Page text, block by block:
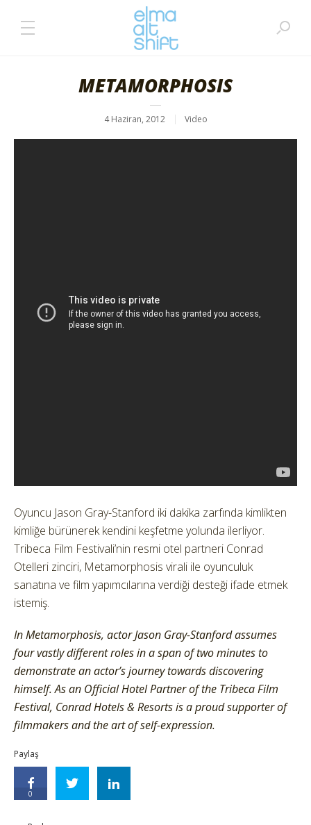
METAMORPHOSIS
4 Haziran, 2012 Video
Oyuncu Jason Gray-Stanford iki dakika zarfında kimlikten
kimliğe bürünerek kendini keşfetme yolunda ilerliyor.
Tribeca Film Festivali’nin resmi otel partneri Conrad
Otelleri zinciri, Metamorphosis virali ile oyunculuk
sanatına ve film yapımcılarına verdiği desteği ifade etmek
istemiş.
In Metamorphosis, actor Jason Gray-Stanford assumes
four vastly different roles in a span of two minutes to
demonstrate an actor’s journey towards discovering
himself. As an Official Hotel Partner of the Tribeca Film
Festival, Conrad Hotels & Resorts is a proud supporter of
filmmakers and the art of self-expression.
Paylaş
0